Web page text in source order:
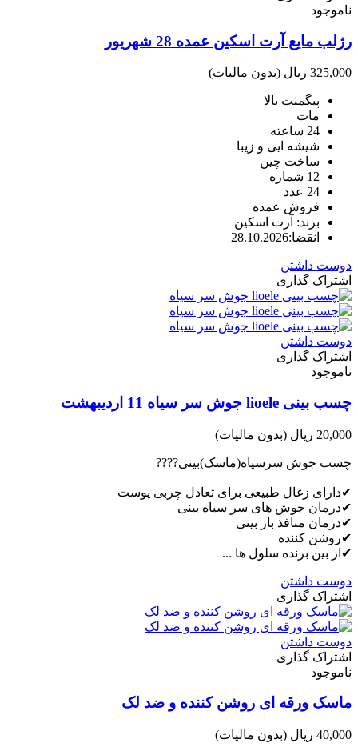
ناموجود
رژلب مایع آرت اسکین عمده 28 شهریور
325,000 ریال (بدون مالیات)
پیگمنت بالا
مات
24 ساعته
شیشه ایی و زیبا
ساخت چین
12 شماره
24 عدد
فروش عمده
برند: آرت اسکین
انقضا:28.10.2026
دوست داشتن
اشتراک گذاری
دوست داشتن
اشتراک گذاری
ناموجود
چسب بینی lioele جوش سر سیاه 11 اردیبهشت
20,000 ریال (بدون مالیات)
چسب جوش سرسیاه(ماسک)بینی????
✔دارای زغال طبیعی برای تعادل چربی پوست
✔درمان جوش های سر سیاه بینی
✔درمان منافذ باز بینی
✔روشن کننده
✔از بین برنده سلول ها ...
دوست داشتن
اشتراک گذاری
دوست داشتن
اشتراک گذاری
ناموجود
ماسک ورقه ای روشن کننده و ضد لک
40,000 ریال (بدون مالیات)